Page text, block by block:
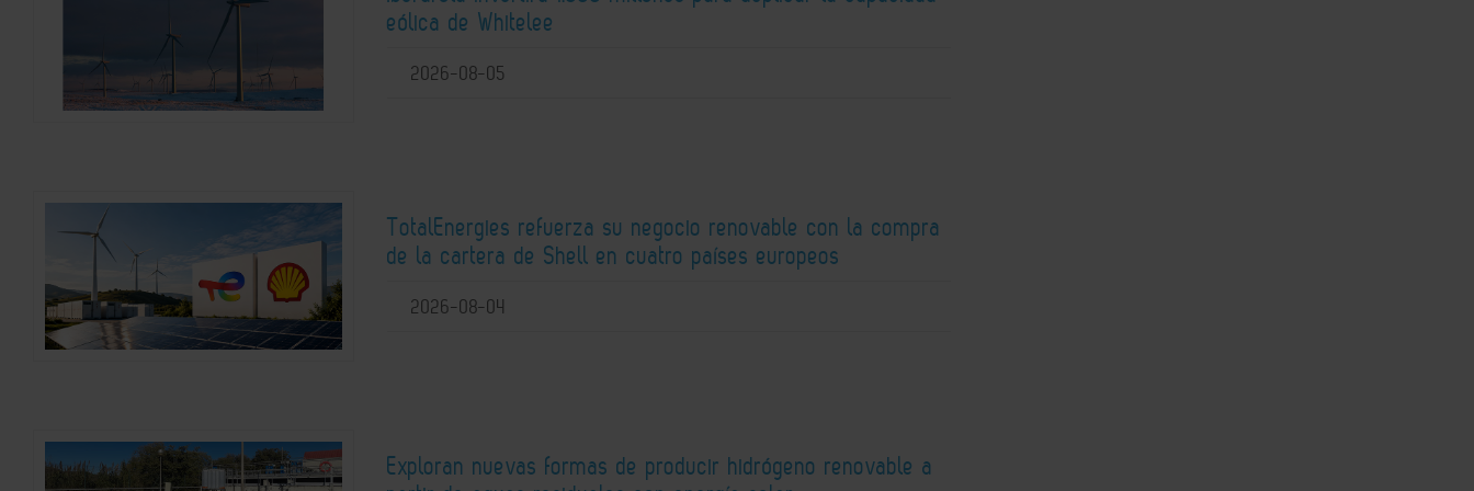
eólica de Whitelee
2026-08-05
TotalEnergies refuerza su negocio renovable con la compra
de la cartera de Shell en cuatro países europeos
2026-08-04
Exploran nuevas formas de producir hidrógeno renovable a